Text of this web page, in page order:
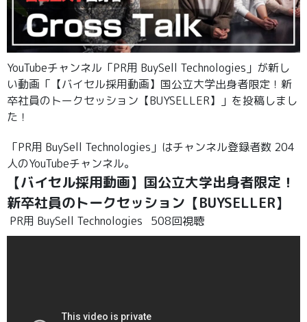
YouTubeチャンネル「PR用 BuySell Technologies」が新し
い動画「【バイセル採用動画】国公立大学出身者限定！新
卒社員のトークセッション【BUYSELLER】」を投稿しまし
た！
「PR用 BuySell Technologies」はチャンネル登録者数 204
人のYouTubeチャンネル。
【バイセル採用動画】国公立大学出身者限定！
新卒社員のトークセッション【BUYSELLER】
PR用 BuySell Technologies 508回視聴